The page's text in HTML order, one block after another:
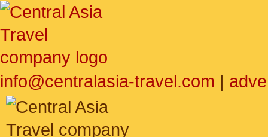
info@centralasia-travel.com |